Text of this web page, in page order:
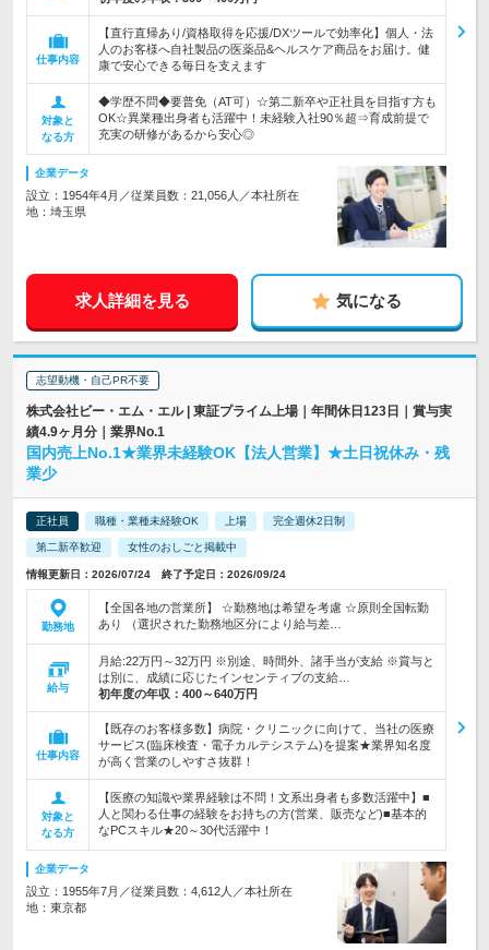
仕事内容
【直行直帰あり/資格取得を応援/DXツールで効率化】個人・法
人のお客様へ自社製品の医薬品&ヘルスケア商品をお届け。健
康で安心できる毎日を支えます
対象と
なる方
◆学歴不問◆要普免（AT可）☆第二新卒や正社員を目指す方も
OK☆異業種出身者も活躍中！未経験入社90％超⇒育成前提で
充実の研修があるから安心◎
企業データ
設立：1954年4月／従業員数：21,056人／本社所在
地：埼玉県
求人詳細を見る 気になる
志望動機・自己PR不要
株式会社ビー・エム・エル | 東証プライム上場｜年間休日123日｜賞与実
績4.9ヶ月分｜業界No.1
国内売上No.1★業界未経験OK【法人営業】★土日祝休み・残
業少
正社員 職種・業種未経験OK 上場 完全週休2日制
第二新卒歓迎 女性のおしごと掲載中
情報更新日：2026/07/24 終了予定日：2026/09/24
勤務地
【全国各地の営業所】 ☆勤務地は希望を考慮 ☆原則全国転勤
あり （選択された勤務地区分により給与差…
給与
月給:22万円～32万円 ※別途、時間外、諸手当が支給 ※賞与と
は別に、成績に応じたインセンティブの支給…
初年度の年収： 400～640万円
仕事内容
【既存のお客様多数】病院・クリニックに向けて、当社の医療
サービス(臨床検査・電子カルテシステム)を提案★業界知名度
が高く営業のしやすさ抜群！
対象と
なる方
【医療の知識や業界経験は不問！文系出身者も多数活躍中】■
人と関わる仕事の経験をお持ちの方(営業、販売など)■基本的
なPCスキル★20～30代活躍中！
企業データ
設立：1955年7月／従業員数：4,612人／本社所在
地：東京都